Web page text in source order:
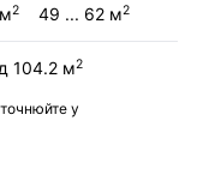
2 49 ... 62 м2
104.2 м2
у